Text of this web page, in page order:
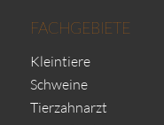
FACHGEBIETE
Kleintiere
Schweine
Tierzahnarzt